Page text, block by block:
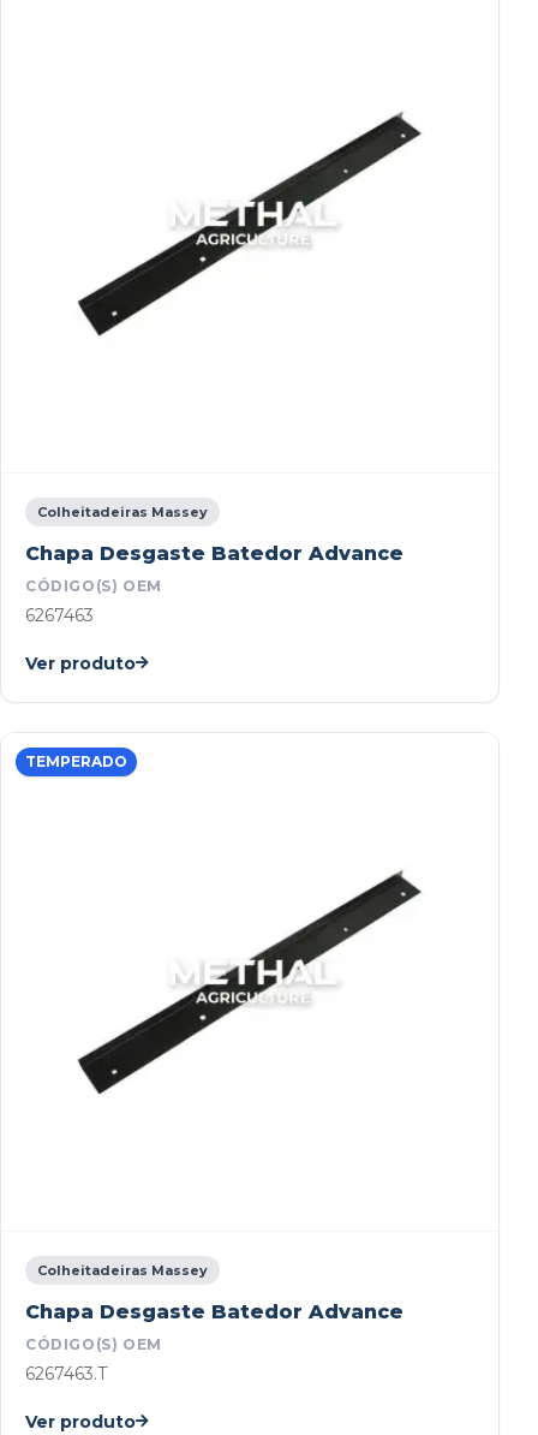
Colheitadeiras Massey
Chapa Desgaste Batedor Advance
CÓDIGO(S) OEM
6267463
Ver produto
TEMPERADO
Colheitadeiras Massey
Chapa Desgaste Batedor Advance
CÓDIGO(S) OEM
6267463.T
Ver produto